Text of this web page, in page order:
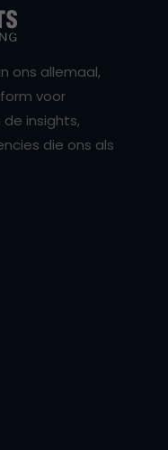
ons allemaal,
voor
insights,
die ons als